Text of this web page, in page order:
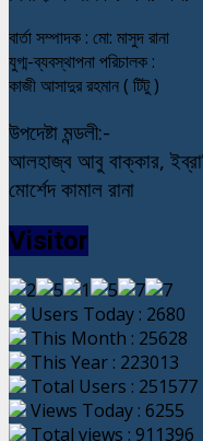
বার্তা সম্পাদক : মো: মাসুদ রানা
যুগ্ম-ব্যবস্থাপনা পরিচালক :
কাজী আসাদুর রহমান ( টিটু )
উপদেষ্টা মন্ডলী:-
আলহাজ্ব আবু বাক্কার,
মোর্শেদ কামাল রানা
Visitor
Users Today : 2680
This Month : 25628
This Year : 223013
Total Users : 251577
Views Today : 6255
Total views : 911396